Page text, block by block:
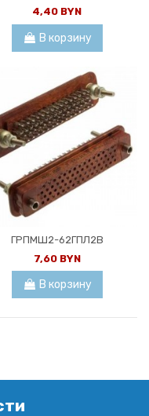
4,40 BYN
В корзину
ГРПМШ2-62ГПЛ2В
7,60 BYN
В корзину